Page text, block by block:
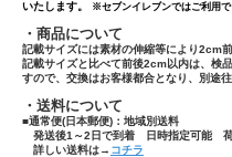
いたします。
※セブンイレブンではご利用で
・商品について
記載サイズには素材の伸縮等により2cm
記載サイズと比べて前後2cm以内は、検
すので、交換はお客様都合となり、別途
・送料について
■通常便(日本郵便)： 地域別送料
発送後1～2日で到着 日時指定可能 荷
詳しい送料は→ コチラ